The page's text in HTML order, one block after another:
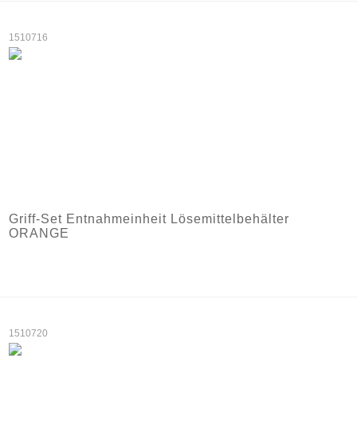
1510716
Griff-Set Entnahmeinheit Lösemittelbehälter
ORANGE
1510720